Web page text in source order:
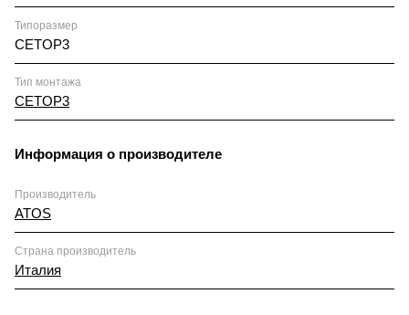
Типоразмер
CETOP3
Тип монтажа
CETOP3
Информация о производителе
Производитель
ATOS
Страна производитель
Италия